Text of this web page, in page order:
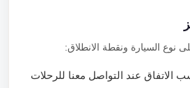
نوع السيارة ونقطة الانطلاق:
عند التواصل معنا للرحلات